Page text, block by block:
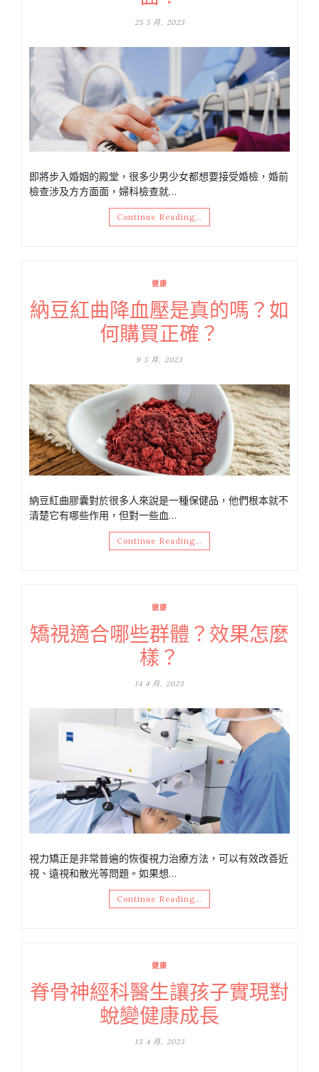
25 5 月, 2023
即將步入婚姻的殿堂，很多少男少女都想要接受婚檢，婚前
檢查涉及方方面面，婦科檢查就…
Continue Reading…
健康
納豆紅曲降血壓是真的嗎？如
何購買正確？
9 5 月, 2023
納豆紅曲膠囊對於很多人來說是一種保健品，他們根本就不
清楚它有哪些作用，但對一些血…
Continue Reading…
健康
矯視適合哪些群體？效果怎麼
樣？
14 4 月, 2023
視力矯正是非常普遍的恢復視力治療方法，可以有效改善近
視、遠視和散光等問題。如果想…
Continue Reading…
健康
脊骨神經科醫生讓孩子實現對
蛻變健康成長
13 4 月, 2023